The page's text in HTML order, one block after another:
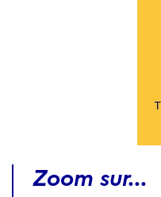
Zoom sur...